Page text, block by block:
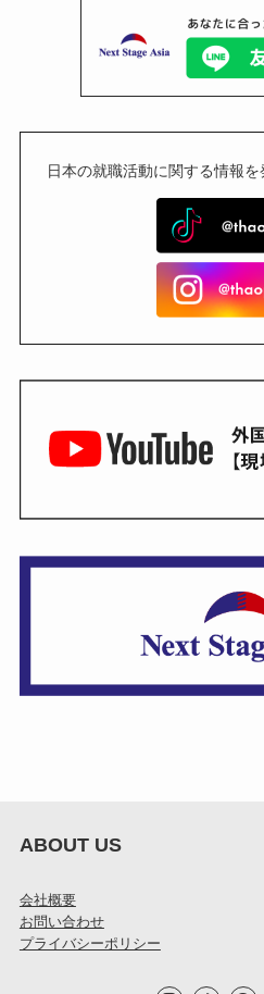
日本の就職活動に関する情報を
ABOUT US
会社概要
お問い合わせ
プライバシーポリシー